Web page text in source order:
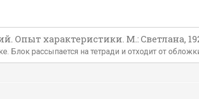
Опыт характеристики. М.: Светлана,
Блок рассыпается на тетради и отходит от